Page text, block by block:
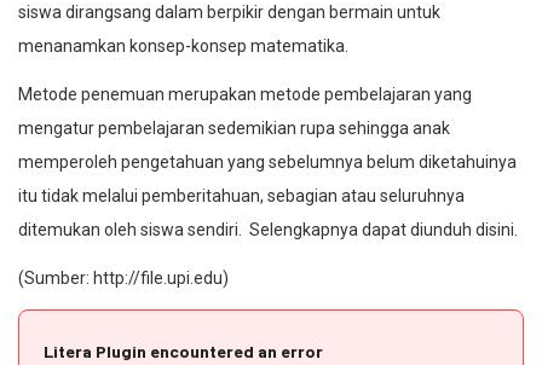
siswa dirangsang dalam berpikir dengan bermain untuk
menanamkan konsep-konsep matematika.
Metode penemuan merupakan metode pembelajaran yang
mengatur pembelajaran sedemikian rupa sehingga anak
memperoleh pengetahuan yang sebelumnya belum diketahuinya
itu tidak melalui pemberitahuan, sebagian atau seluruhnya
ditemukan oleh siswa sendiri. Selengkapnya dapat diunduh disini.
(Sumber: http://file.upi.edu)
Litera Plugin encountered an error